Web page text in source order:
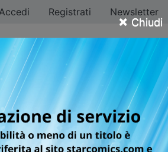
× Chiudi
Registrati Newsletter
Cejudo